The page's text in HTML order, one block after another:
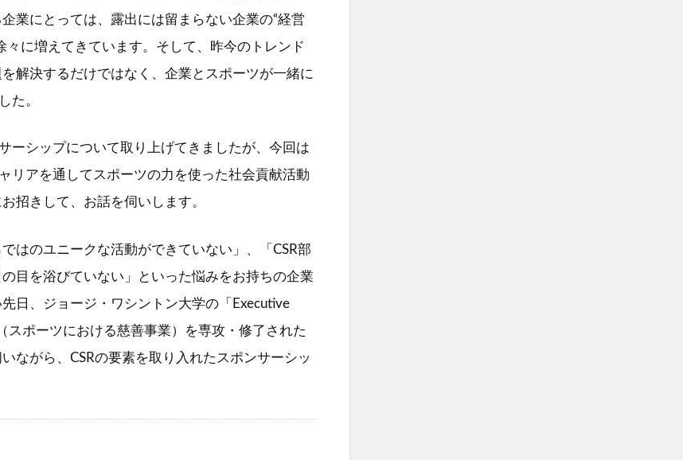
業にとっては、露出には留まらない企業の“経営
に増えてきています。そして、昨今のトレンド
解決するだけではなく、企業とスポーツが一緒に
た。
ーシップについて取り上げてきましたが、今回は
リアを通してスポーツの力を使った社会貢献活動
招きして、お話を伺いします。
はのユニークな活動ができていない」、「CSR部
目を浴びていない」といった悩みをお持ちの企業
日、ジョージ・ワシントン大学の「Executive
ポーツにおける慈善事業）を専攻・修了された
ながら、CSRの要素を取り入れたスポンサーシッ